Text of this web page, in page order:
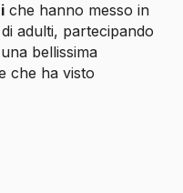
che hanno messo in
adulti, partecipando
bellissima
che ha visto